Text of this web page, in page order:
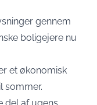
gennem
boligejere nu
et økonomisk
sommer.